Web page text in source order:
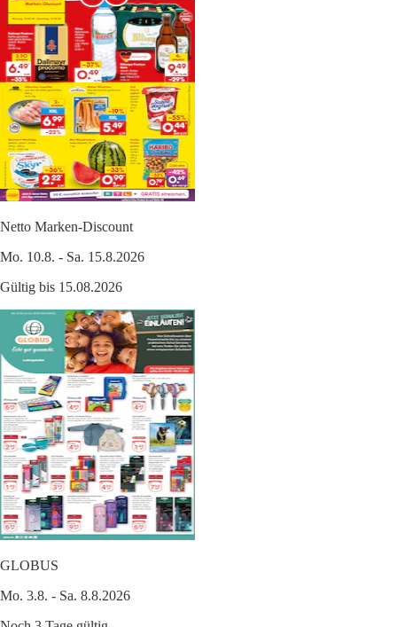
Netto Marken-Discount
Mo. 10.8. - Sa. 15.8.2026
Gültig bis 15.08.2026
GLOBUS
Mo. 3.8. - Sa. 8.8.2026